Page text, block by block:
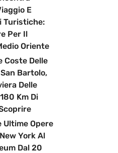
E
Turistiche:
Per Il
Oriente
Coste Delle
Bartolo,
Delle
Km Di
Ultime Opere
York Al
Dal 20